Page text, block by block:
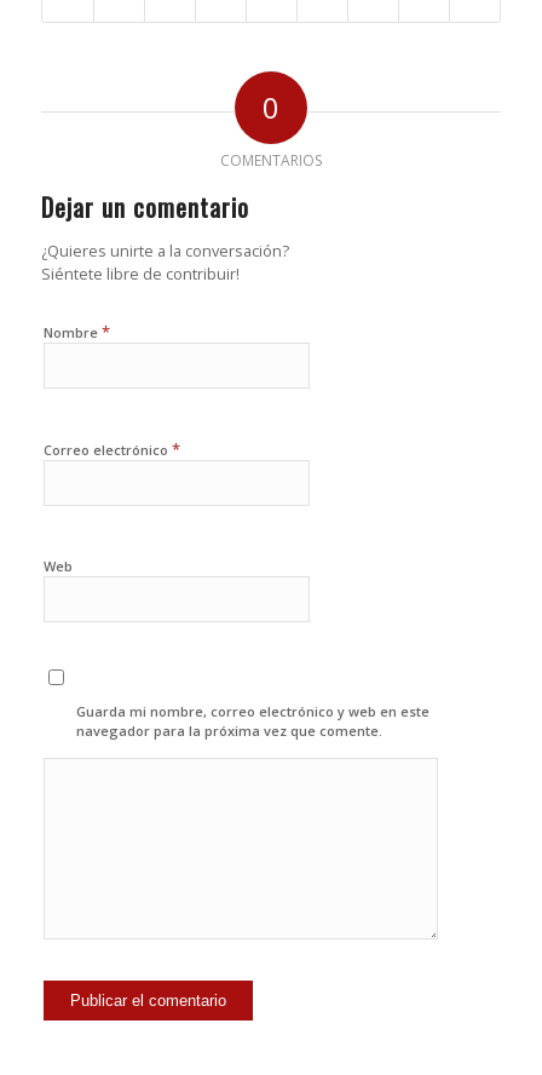
0
COMENTARIOS
Dejar un comentario
¿Quieres unirte a la conversación?
Siéntete libre de contribuir!
Nombre *
Correo electrónico *
Web
Guarda mi nombre, correo electrónico y web en este
navegador para la próxima vez que comente.